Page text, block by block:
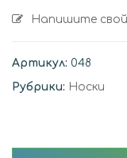
Напишите
Артикул: 048
Рубрики: Носки